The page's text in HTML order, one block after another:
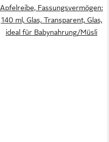
Apfelreibe, Fassungsvermögen:
140 ml, Glas, Transparent, Glas,
ideal für Babynahrung/Müsli